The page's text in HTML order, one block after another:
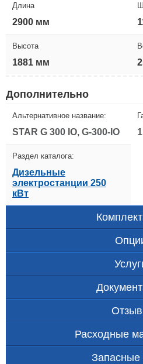
Длина
2900 мм
Высота
1881 мм
Дополнительно
Альтернативное название:
STAR G 300 IO, G-300-IO
Раздел каталога:
Дизельные
электростанции 250
кВт
Расходные
Запасные